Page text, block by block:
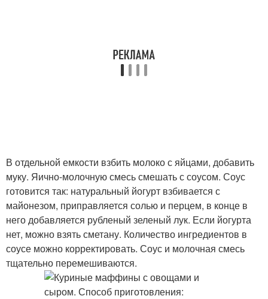
В отдельной емкости взбить молоко с яйцами, добавить
муку. Яично-молочную смесь смешать с соусом. Соус
готовится так: натуральный йогурт взбивается с
майонезом, приправляется солью и перцем, в конце в
него добавляется рубленый зеленый лук. Если йогурта
нет, можно взять сметану. Количество ингредиентов в
соусе можно корректировать. Соус и молочная смесь
тщательно перемешиваются.